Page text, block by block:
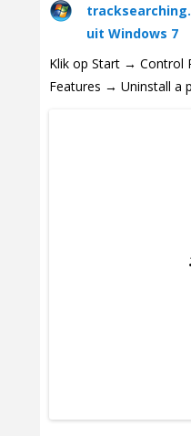
uit Windows 7
Klik op Start → Control
Features → Uninstall a